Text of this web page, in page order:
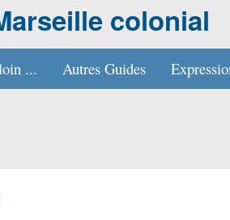
colonial
... Autres Guides